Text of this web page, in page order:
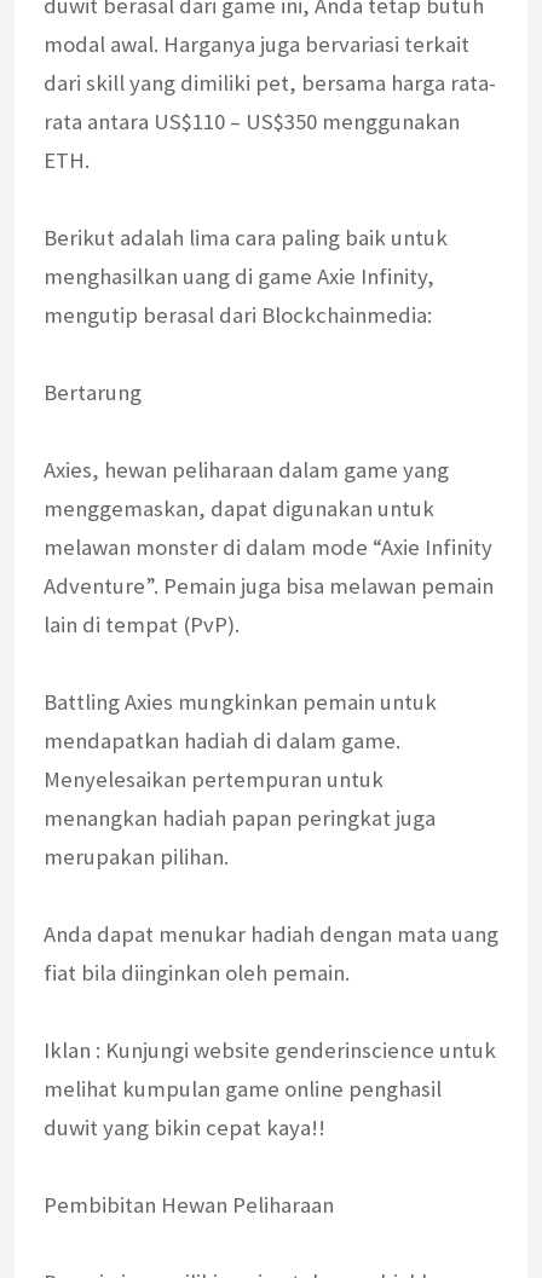
duwit berasal dari game ini, Anda tetap butuh
modal awal. Harganya juga bervariasi terkait
dari skill yang dimiliki pet, bersama harga rata-
rata antara US$110 – US$350 menggunakan
ETH.
Berikut adalah lima cara paling baik untuk
menghasilkan uang di game Axie Infinity,
mengutip berasal dari Blockchainmedia:
Bertarung
Axies, hewan peliharaan dalam game yang
menggemaskan, dapat digunakan untuk
melawan monster di dalam mode “Axie Infinity
Adventure”. Pemain juga bisa melawan pemain
lain di tempat (PvP).
Battling Axies mungkinkan pemain untuk
mendapatkan hadiah di dalam game.
Menyelesaikan pertempuran untuk
menangkan hadiah papan peringkat juga
merupakan pilihan.
Anda dapat menukar hadiah dengan mata uang
fiat bila diinginkan oleh pemain.
Iklan : Kunjungi website genderinscience untuk
melihat kumpulan game online penghasil
duwit yang bikin cepat kaya!!
Pembibitan Hewan Peliharaan